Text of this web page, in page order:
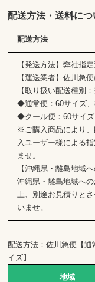
配送方法・送料につ
配送方法
【発送方法】弊社指
【運送業者】佐川急
【取り扱い配送種別
◆通常便：60サイズ、
◆クール便：60サイズ
※ご購入商品により
入ユーザー様による
ませ。
【沖縄県・離島地域
沖縄県・離島地域へ
上、別途お見積りと
いませ。
配送方法：佐川急便【通
イズ】
地域